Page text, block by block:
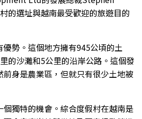
的選址與越南最受歡迎的旅遊目的
優勢。這個地方擁有945公頃的土
的沙灘和5公里的沿岸公路。這個發
身是農業區，但就只有很少土地被
個獨特的機會。綜合度假村在越南是